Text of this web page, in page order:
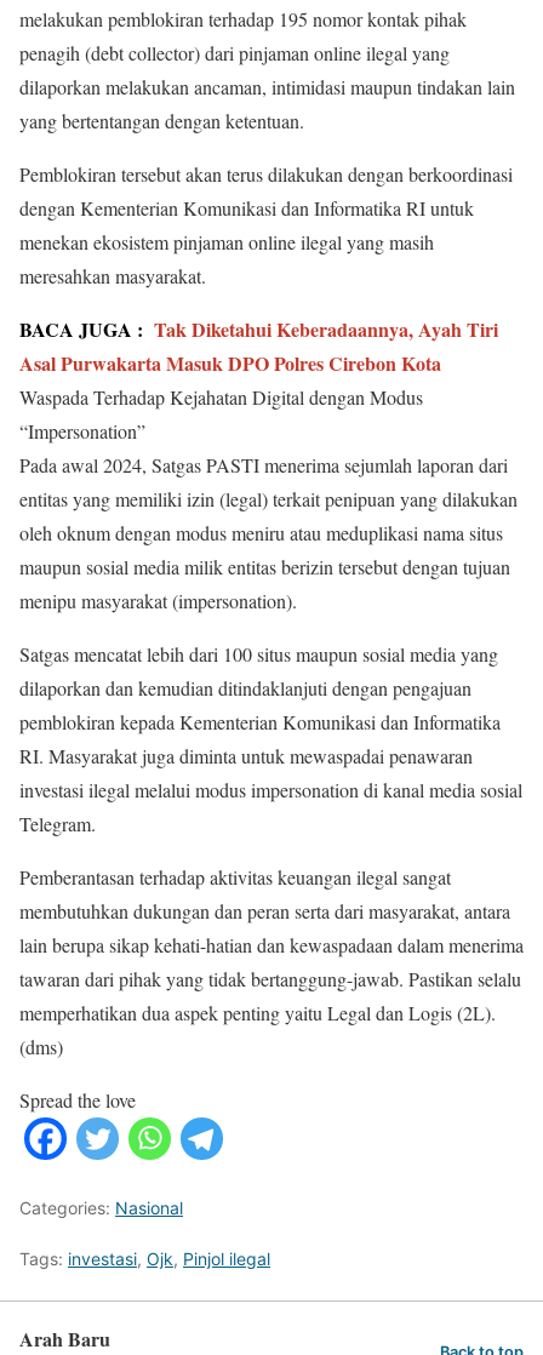
melakukan pemblokiran terhadap 195 nomor kontak pihak
penagih (debt collector) dari pinjaman online ilegal yang
dilaporkan melakukan ancaman, intimidasi maupun tindakan lain
yang bertentangan dengan ketentuan.
Pemblokiran tersebut akan terus dilakukan dengan berkoordinasi
dengan Kementerian Komunikasi dan Informatika RI untuk
menekan ekosistem pinjaman online ilegal yang masih
meresahkan masyarakat.
BACA JUGA : Tak Diketahui Keberadaannya, Ayah Tiri
Asal Purwakarta Masuk DPO Polres Cirebon Kota
Waspada Terhadap Kejahatan Digital dengan Modus
“Impersonation”
Pada awal 2024, Satgas PASTI menerima sejumlah laporan dari
entitas yang memiliki izin (legal) terkait penipuan yang dilakukan
oleh oknum dengan modus meniru atau meduplikasi nama situs
maupun sosial media milik entitas berizin tersebut dengan tujuan
menipu masyarakat (impersonation).
Satgas mencatat lebih dari 100 situs maupun sosial media yang
dilaporkan dan kemudian ditindaklanjuti dengan pengajuan
pemblokiran kepada Kementerian Komunikasi dan Informatika
RI. Masyarakat juga diminta untuk mewaspadai penawaran
investasi ilegal melalui modus impersonation di kanal media sosial
Telegram.
Pemberantasan terhadap aktivitas keuangan ilegal sangat
membutuhkan dukungan dan peran serta dari masyarakat, antara
lain berupa sikap kehati-hatian dan kewaspadaan dalam menerima
tawaran dari pihak yang tidak bertanggung-jawab. Pastikan selalu
memperhatikan dua aspek penting yaitu Legal dan Logis (2L).
(dms)
Spread the love
Categories: Nasional
Tags: investasi, Ojk, Pinjol ilegal
Arah Baru